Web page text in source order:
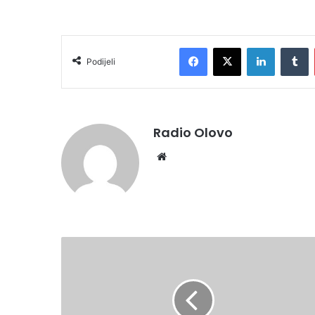
Podijeli
Facebook
X LinkedIn
Radio Olovo